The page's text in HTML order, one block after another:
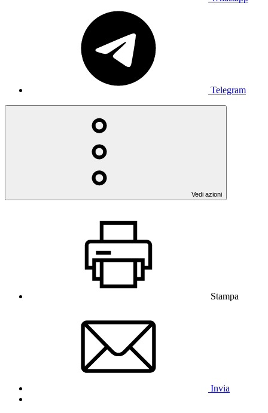
Telegram
Vedi azioni
Stampa
Invia